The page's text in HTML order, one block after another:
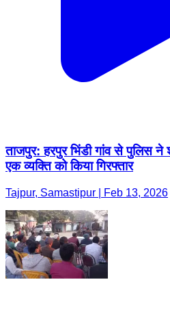
ताजपुर: हरपुर भिंडी गांव से पुलिस
एक व्यक्ति को किया गिरफ्तार
Tajpur, Samastipur | Feb 13, 2026